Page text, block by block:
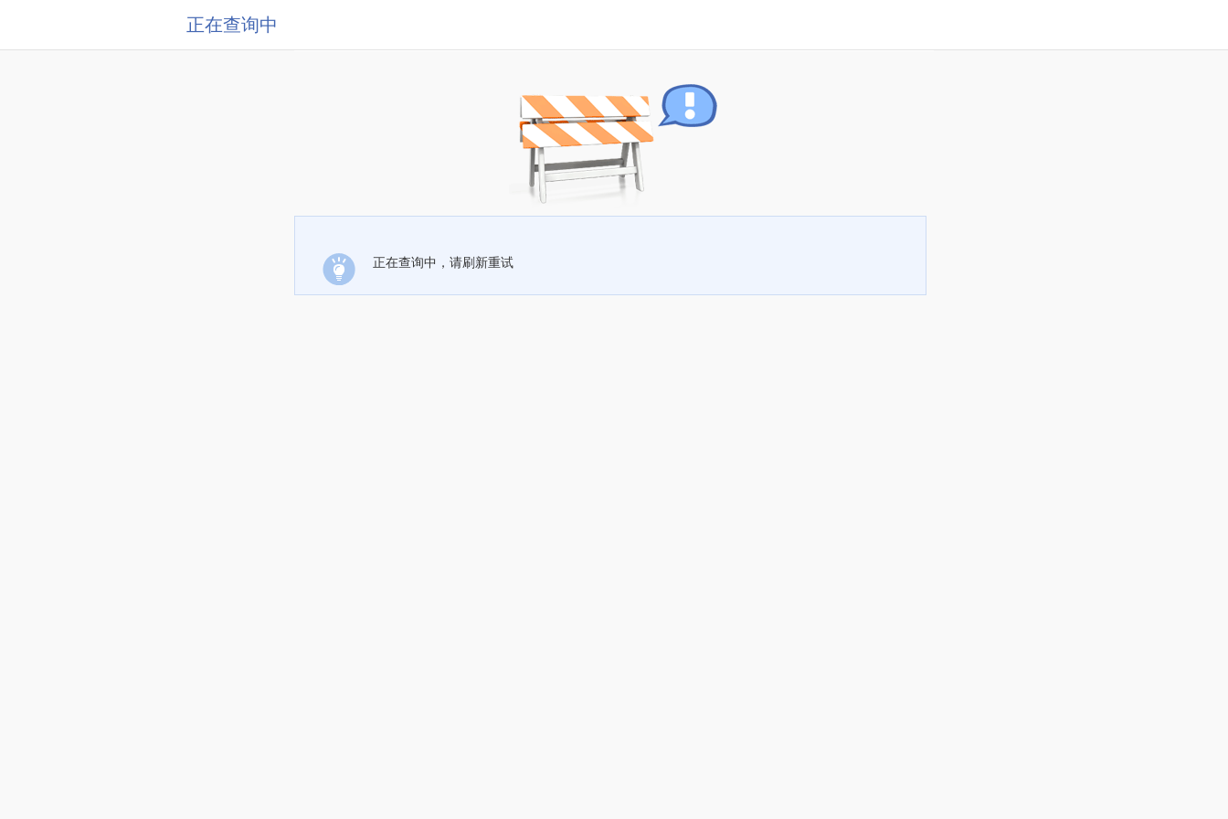
正在查询中
正在查询中，请刷新重试